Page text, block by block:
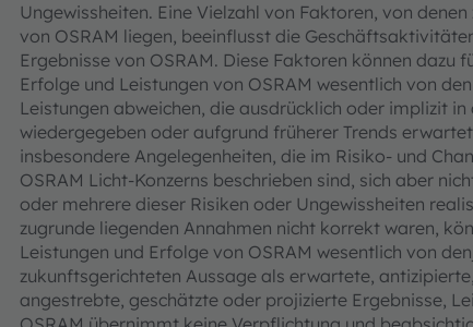
Ungewissheiten. Eine Vielzahl von Faktoren, von
von OSRAM liegen, beeinflusst die
Ergebnisse von OSRAM. Diese Faktoren können dazu
Erfolge und Leistungen von OSRAM wesentlich von
Leistungen abweichen, die ausdrücklich oder implizit
wiedergegeben oder aufgrund früherer Trends
insbesondere Angelegenheiten, die im Risiko- und
OSRAM Licht-Konzerns beschrieben sind, sich aber
oder mehrere dieser Risiken oder Ungewissheiten
zugrunde liegenden Annahmen nicht korrekt waren,
Leistungen und Erfolge von OSRAM wesentlich von
zukunftsgerichteten Aussage als erwartete,
angestrebte, geschätzte oder projizierte Ergebnisse,